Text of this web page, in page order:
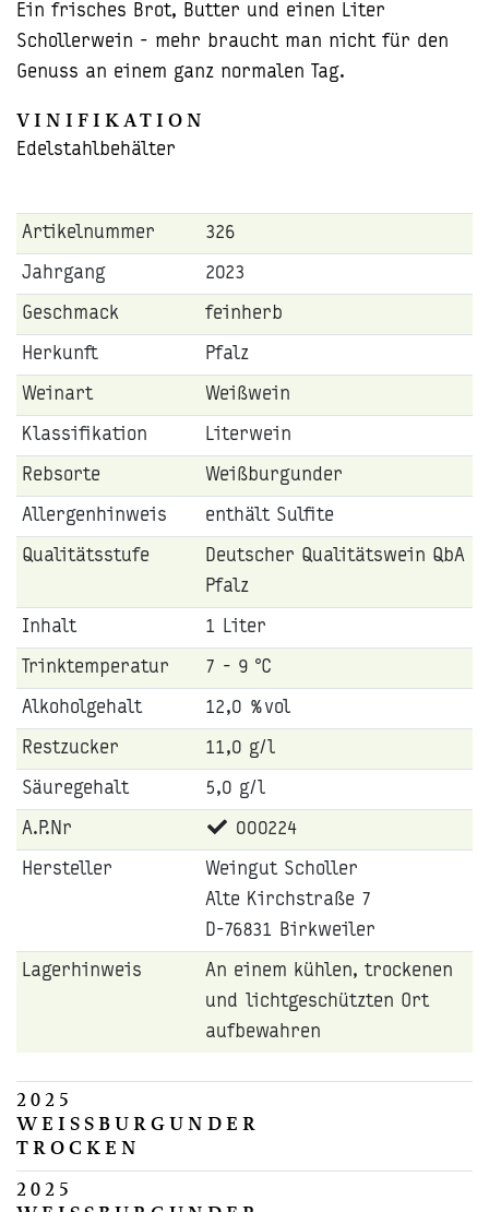
2025
WEISSBURGUNDER
TROCKEN
2025
Ein frisches Brot, Butter und einen Liter
Schollerwein - mehr braucht man nicht für den
Genuss an einem ganz normalen Tag.
VINIFIKATION
Edelstahlbehälter
Artikelnummer
326
Jahrgang
2023
Geschmack
feinherb
Herkunft
Pfalz
Weinart
Weißwein
Klassifikation
Literwein
Rebsorte
Weißburgunder
Allergenhinweis
enthält Sulfite
Qualitätsstufe
Deutscher Qualitätswein QbA
Pfalz
Inhalt
1 Liter
Trinktemperatur
7 - 9 °C
Alkoholgehalt
12,0 %vol
Restzucker
11,0 g/l
Säuregehalt
5,0 g/l
A.P.Nr
000224
Hersteller
Weingut Scholler
Alte Kirchstraße 7
D-76831 Birkweiler
Lagerhinweis
An einem kühlen, trockenen
und lichtgeschützten Ort
aufbewahren